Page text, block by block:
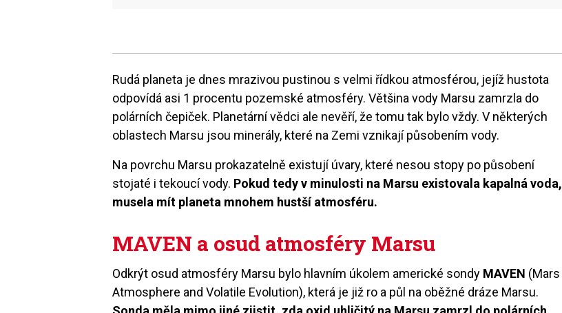
Rudá planeta je dnes mrazivou pustinou s velmi řídkou atmosférou, jejíž hustota
odpovídá asi 1 procentu pozemské atmosféry. Většina vody Marsu zamrzla do
polárních čepiček. Planetární vědci ale nevěří, že tomu tak bylo vždy. V některých
oblastech Marsu jsou minerály, které na Zemi vznikají působením vody.
Na povrchu Marsu prokazatelně existují úvary, které nesou stopy po působení
stojaté i tekoucí vody. Pokud tedy v minulosti na Marsu existovala kapalná voda,
musela mít planeta mnohem hustší atmosféru.
MAVEN a osud atmosféry Marsu
Odkrýt osud atmosféry Marsu bylo hlavním úkolem americké sondy MAVEN (Mars
Atmosphere and Volatile Evolution), která je již ro a půl na oběžné dráze Marsu.